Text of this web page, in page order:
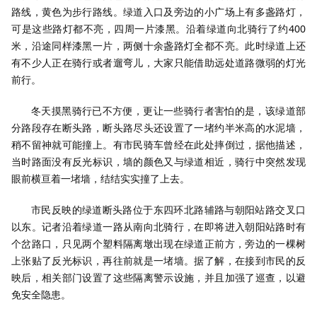
路线，黄色为步行路线。绿道入口及旁边的小广场上有多盏路灯，
可是这些路灯都不亮，四周一片漆黑。沿着绿道向北骑行了约400
米，沿途同样漆黑一片，两侧十余盏路灯全都不亮。此时绿道上还
有不少人正在骑行或者遛弯儿，大家只能借助远处道路微弱的灯光
前行。
冬天摸黑骑行已不方便，更让一些骑行者害怕的是，该绿道部
分路段存在断头路，断头路尽头还设置了一堵约半米高的水泥墙，
稍不留神就可能撞上。有市民骑车曾经在此处摔倒过，据他描述，
当时路面没有反光标识，墙的颜色又与绿道相近，骑行中突然发现
眼前横亘着一堵墙，结结实实撞了上去。
市民反映的绿道断头路位于东四环北路辅路与朝阳站路交叉口
以东。记者沿着绿道一路从南向北骑行，在即将进入朝阳站路时有
个岔路口，只见两个塑料隔离墩出现在绿道正前方，旁边的一棵树
上张贴了反光标识，再往前就是一堵墙。据了解，在接到市民的反
映后，相关部门设置了这些隔离警示设施，并且加强了巡查，以避
免安全隐患。